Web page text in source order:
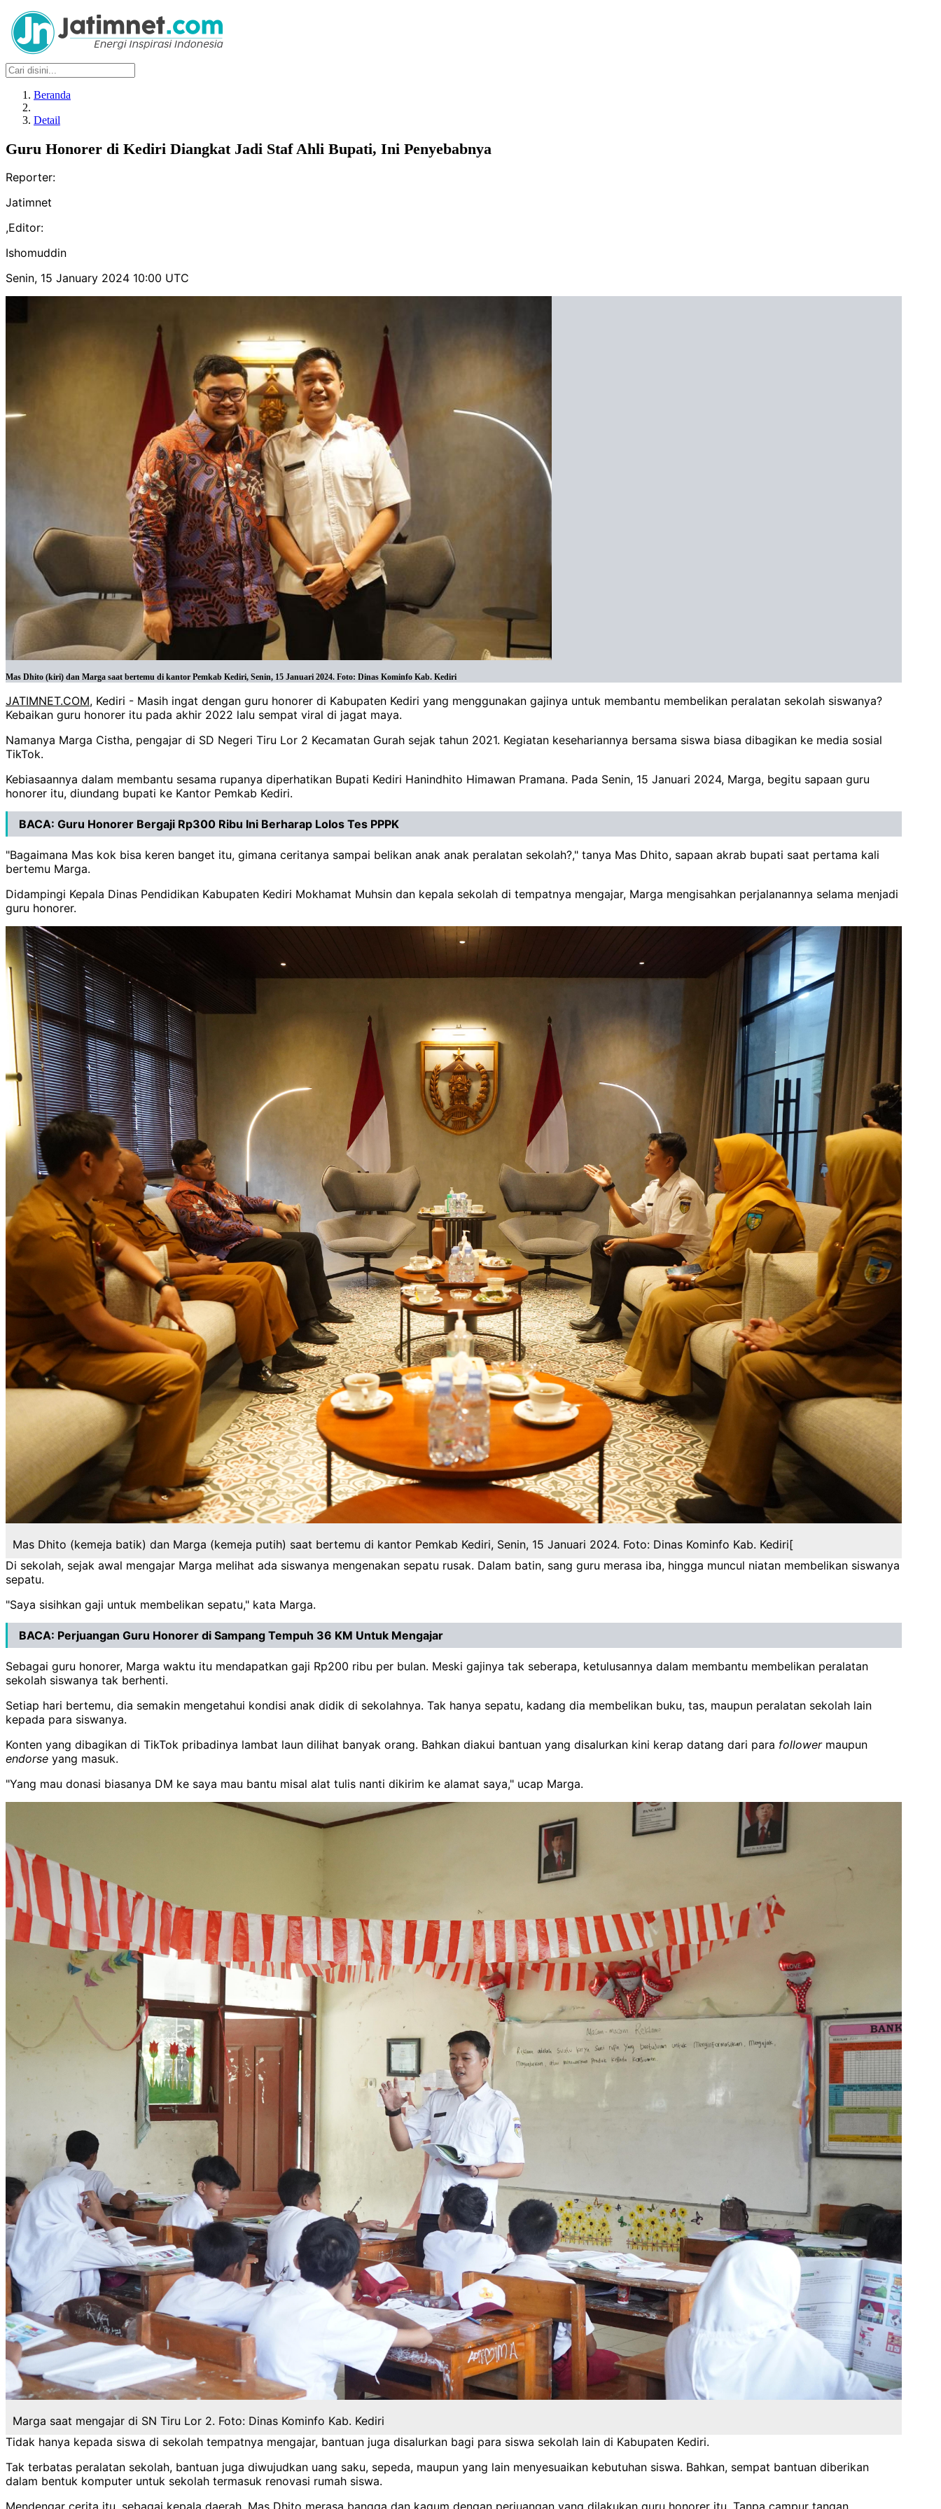
Beranda
Detail
Guru Honorer di Kediri Diangkat Jadi Staf Ahli Bupati, Ini Penyebabnya
Reporter:
Jatimnet
,Editor:
Ishomuddin
Senin, 15 January 2024 10:00 UTC
Mas Dhito (kiri) dan Marga saat bertemu di kantor Pemkab Kediri, Senin, 15 Januari 2024. Foto: Dinas Kominfo Kab. Kediri
JATIMNET.COM, Kediri - Masih ingat dengan guru honorer di Kabupaten Kediri yang menggunakan gajinya untuk membantu membelikan peralatan sekolah siswanya?
Kebaikan guru honorer itu pada akhir 2022 lalu sempat viral di jagat maya.
Namanya Marga Cistha, pengajar di SD Negeri Tiru Lor 2 Kecamatan Gurah sejak tahun 2021. Kegiatan kesehariannya bersama siswa biasa dibagikan ke media sosial
TikTok.
Kebiasaannya dalam membantu sesama rupanya diperhatikan Bupati Kediri Hanindhito Himawan Pramana. Pada Senin, 15 Januari 2024, Marga, begitu sapaan guru
honorer itu, diundang bupati ke Kantor Pemkab Kediri.
BACA: Guru Honorer Bergaji Rp300 Ribu Ini Berharap Lolos Tes PPPK
"Bagaimana Mas kok bisa keren banget itu, gimana ceritanya sampai belikan anak anak peralatan sekolah?," tanya Mas Dhito, sapaan akrab bupati saat pertama kali
bertemu Marga.
Didampingi Kepala Dinas Pendidikan Kabupaten Kediri Mokhamat Muhsin dan kepala sekolah di tempatnya mengajar, Marga mengisahkan perjalanannya selama menjadi
guru honorer.
Mas Dhito (kemeja batik) dan Marga (kemeja putih) saat bertemu di kantor Pemkab Kediri, Senin, 15 Januari 2024. Foto: Dinas Kominfo Kab. Kediri[
Di sekolah, sejak awal mengajar Marga melihat ada siswanya mengenakan sepatu rusak. Dalam batin, sang guru merasa iba, hingga muncul niatan membelikan siswanya
sepatu.
"Saya sisihkan gaji untuk membelikan sepatu," kata Marga.
BACA: Perjuangan Guru Honorer di Sampang Tempuh 36 KM Untuk Mengajar
Sebagai guru honorer, Marga waktu itu mendapatkan gaji Rp200 ribu per bulan. Meski gajinya tak seberapa, ketulusannya dalam membantu membelikan peralatan
sekolah siswanya tak berhenti.
Setiap hari bertemu, dia semakin mengetahui kondisi anak didik di sekolahnya. Tak hanya sepatu, kadang dia membelikan buku, tas, maupun peralatan sekolah lain
kepada para siswanya.
Konten yang dibagikan di TikTok pribadinya lambat laun dilihat banyak orang. Bahkan diakui bantuan yang disalurkan kini kerap datang dari para followermaupun
endorse yang masuk.
"Yang mau donasi biasanya DM ke saya mau bantu misal alat tulis nanti dikirim ke alamat saya," ucap Marga.
Marga saat mengajar di SN Tiru Lor 2. Foto: Dinas Kominfo Kab. Kediri
Tidak hanya kepada siswa di sekolah tempatnya mengajar, bantuan juga disalurkan bagi para siswa sekolah lain di Kabupaten Kediri.
Tak terbatas peralatan sekolah, bantuan juga diwujudkan uang saku, sepeda, maupun yang lain menyesuaikan kebutuhan siswa. Bahkan, sempat bantuan diberikan
dalam bentuk komputer untuk sekolah termasuk renovasi rumah siswa.
Mendengar cerita itu, sebagai kepala daerah, Mas Dhito merasa bangga dan kagum dengan perjuangan yang dilakukan guru honorer itu. Tanpa campur tangan